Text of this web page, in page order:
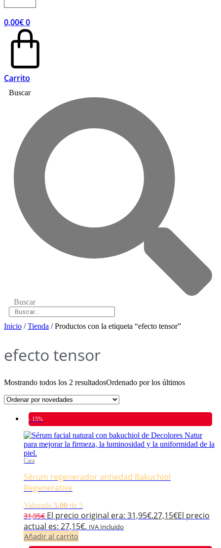
0,00€0
Carrito
Buscar
Buscar
Inicio /Tienda / Productos con la etiqueta “efecto tensor”
efecto tensor
Mostrando todos los 2 resultadosOrdenado por los últimos
- 15%
Cara
Sérum regenerador antiedad Bakuchiol
Regenerative
Valorado 5.00 de 5
31,95€ El precio original era: 31,95€.27,15€El precio
actual es: 27,15€. IVA Incluido
Añadir al carrito